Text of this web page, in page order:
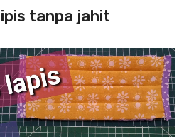
tanpa jahit